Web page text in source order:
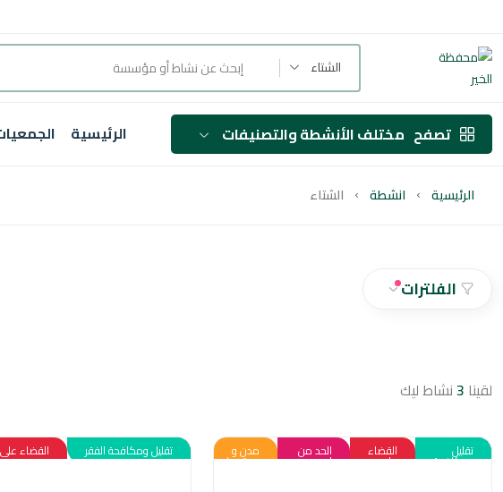
الشتاء
تصفح مختلف الأنشطة والتصنيفات الرئيسية
الرئيسية انشطة الشتاء
الفلترات
لقينا 3نشاط ليك
تقليل
ومكافحة
القضاء
على
الحد من
اوجه
مدن و
مجتمعات
تقليل ومكافحة الفقر القضاء